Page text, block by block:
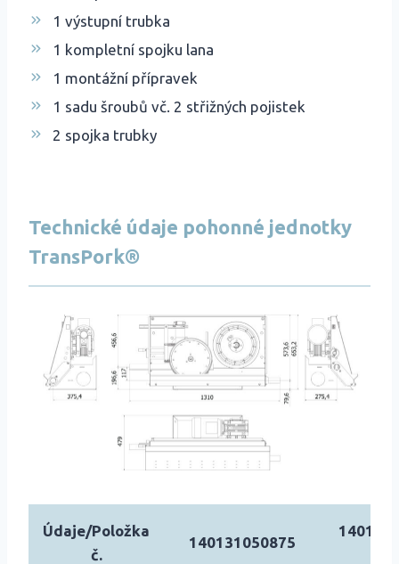
1 výstupní trubka
1 kompletní spojku lana
1 montážní přípravek
1 sadu šroubů vč. 2 střižných pojistek
2 spojka trubky
Technické údaje pohonné jednotky
TransPork®
Údaje/Položka
č.
140131050875